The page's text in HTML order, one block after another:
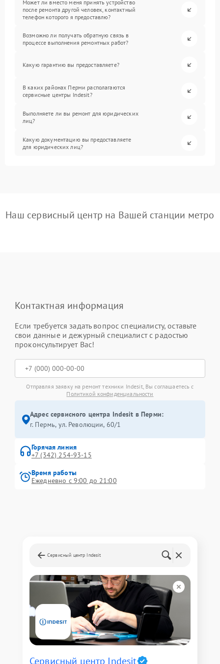
Может ли вместо меня принять устройство
после ремонта другой человек, контактный
телефон которого я предоставлю?
Возможно ли получать обратную связь в
процессе выполнения ремонтных работ?
Какую гарантию вы предоставляете?
В каких районах Перми располагаются
сервисные центры Indesit?
Выполняете ли вы ремонт для юридических
лиц?
Какую документацию вы предоставляете
для юридических лиц?
Наш сервисный центр на Вашей станции метро
Контактная информация
Если требуется задать вопрос специалисту, оставьте
свои данные и дежурный специалист с радостью
проконсультирует Вас!
Отправляя заявку на ремонт техники Indesit, Вы соглашаетесь с
Политикой конфиденциальности
Адрес сервисного центра Indesit в Перми:
г. Пермь, ул. ​Революции, 60/1
Горячая линия
+7 (342) 254-93-15
Время работы
Ежедневно с 9:00 до 21:00
Сервисный центр Indesit
Сервисный центр Indesit